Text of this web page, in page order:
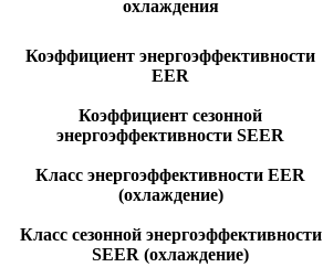
охлаждения
Коэффициент энергоэффективности
EER
Коэффициент сезонной
энергоэффективности SEER
Класс энергоэффективности EER
(охлаждение)
Класс сезонной энергоэффективности
SEER (охлаждение)